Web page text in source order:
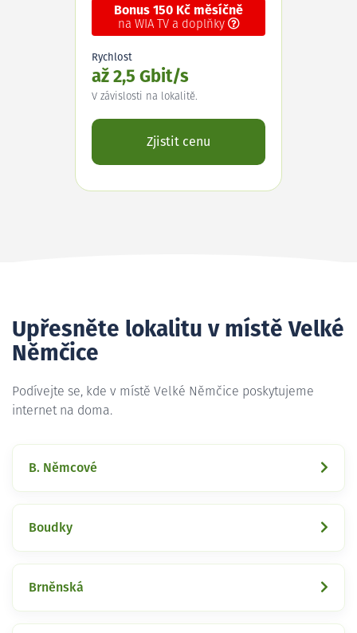
Bonus 150 Kč měsíčně
na WIA TV a doplňky
Rychlost
až 2,5 Gbit/s
V závislosti na lokalitě.
Zjistit cenu
Upřesněte lokalitu v místě Velké
Němčice
Podívejte se, kde v místě Velké Němčice poskytujeme
internet na doma.
B. Němcové
Boudky
Brněnská